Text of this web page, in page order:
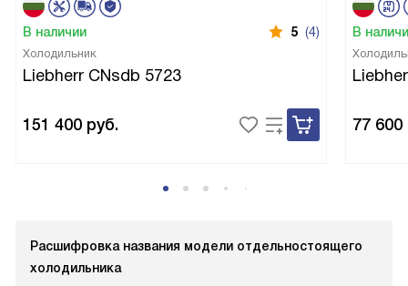
В наличии 5 (4)
Холодильник
Liebherr CNsdb 5723
151 400 руб.
В
77 600
Расшифровка названия модели отдельностоящего
холодильника